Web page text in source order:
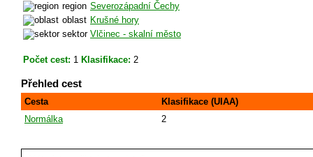
region Severozápadní Čechy
oblast Krušné hory
sektor Vlčinec - skalní město
Počet cest: 1 Klasifikace: 2
Přehled cest
Cesta
Klasifikace (UIAA)
Normálka
2